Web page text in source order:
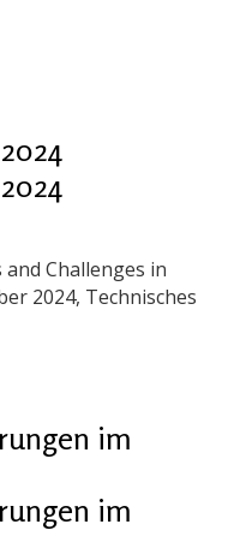
Challenges in
2024, Technisches
im
im